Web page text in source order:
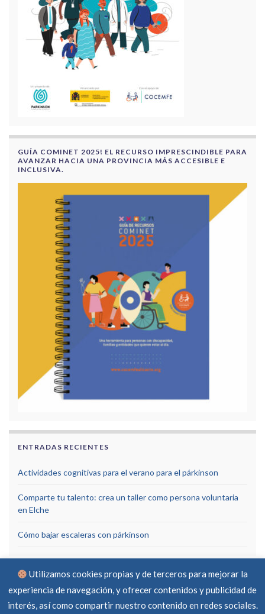
GUÍA COMINET 2025! EL RECURSO IMPRESCINDIBLE PARA
AVANZAR HACIA UNA PROVINCIA MÁS ACCESIBLE E
INCLUSIVA.
ENTRADAS RECIENTES
Actividades cognitivas para el verano para el párkinson
Comparte tu talento: crea un taller como persona voluntaria
en Elche
Cómo bajar escaleras con párkinson
Utilizamos cookies propias y de terceros para mejorar la
experiencia de navegación, y ofrecer contenidos y publicidad de
interés, así como compartir nuestro contenido en redes sociales.